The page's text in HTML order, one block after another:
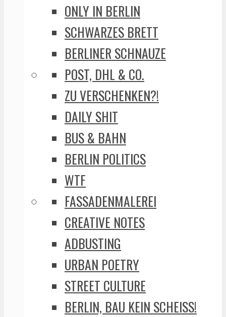
ONLY IN BERLIN
SCHWARZES BRETT
BERLINER SCHNAUZE
POST, DHL & CO.
ZU VERSCHENKEN?!
DAILY SHIT
BUS & BAHN
BERLIN POLITICS
WTF
FASSADENMALEREI
CREATIVE NOTES
ADBUSTING
URBAN POETRY
STREET CULTURE
BERLIN, BAU KEIN SCHEISS!